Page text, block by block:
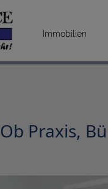
Immobilien
Ob Praxis,